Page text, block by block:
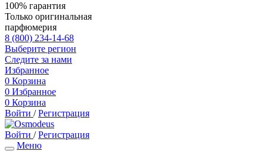
100% гарантия
Только оригинальная
парфюмерия
8 (800) 234-14-68
Выберите регион
Следите за нами
Избранное
0 Корзина
0 Избранное
0 Корзина
Войти / Регистрация
Войти / Регистрация
Меню